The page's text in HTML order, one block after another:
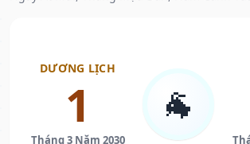
DƯƠNG LỊCH
1
Tháng 3 Năm 2030
🐐